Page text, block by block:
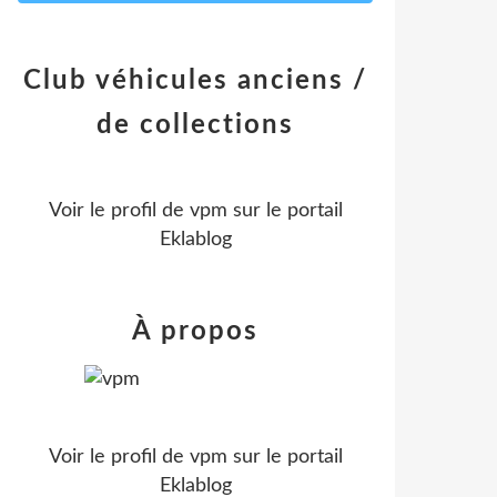
Club véhicules anciens /
de collections
Voir le profil de vpm sur le portail
Eklablog
À propos
Voir le profil de vpm sur le portail
Eklablog